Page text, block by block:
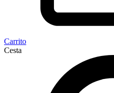
Carrito
Cesta